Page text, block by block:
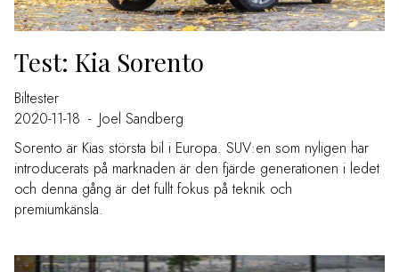
Test: Kia Sorento
Biltester
2020-11-18 - Joel Sandberg
Sorento är Kias största bil i Europa. SUV:en som nyligen har
introducerats på marknaden är den fjärde generationen i ledet
och denna gång är det fullt fokus på teknik och
premiumkänsla.